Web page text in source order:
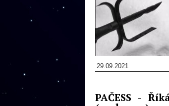
29.09.2021
PAČESS -